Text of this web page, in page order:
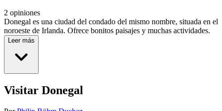
2 opiniones
Donegal es una ciudad del condado del mismo nombre, situada en el
noroeste de Irlanda. Ofrece bonitos paisajes y muchas actividades.
Leer más
Visitar Donegal